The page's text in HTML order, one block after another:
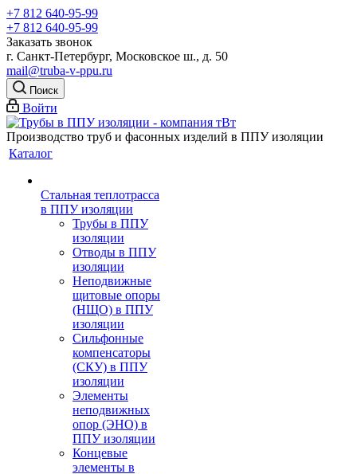
+7 812 640-95-99
+7 812 640-95-99
Заказать звонок
г. Санкт-Петербург, Московское ш., д. 50
mail@truba-v-ppu.ru
Поиск
Войти
Производство труб и фасонных изделий в ППУ изоляции
Каталог
Стальная теплотрасса
в ППУ изоляции
Трубы в ППУ
изоляции
Отводы в ППУ
изоляции
Неподвижные
щитовые опоры
(НЩО) в ППУ
изоляции
Cильфонные
компенсаторы
(СКУ) в ППУ
изоляции
Элементы
неподвижных
опор (ЭНО) в
ППУ изоляции
Концевые
элементы в